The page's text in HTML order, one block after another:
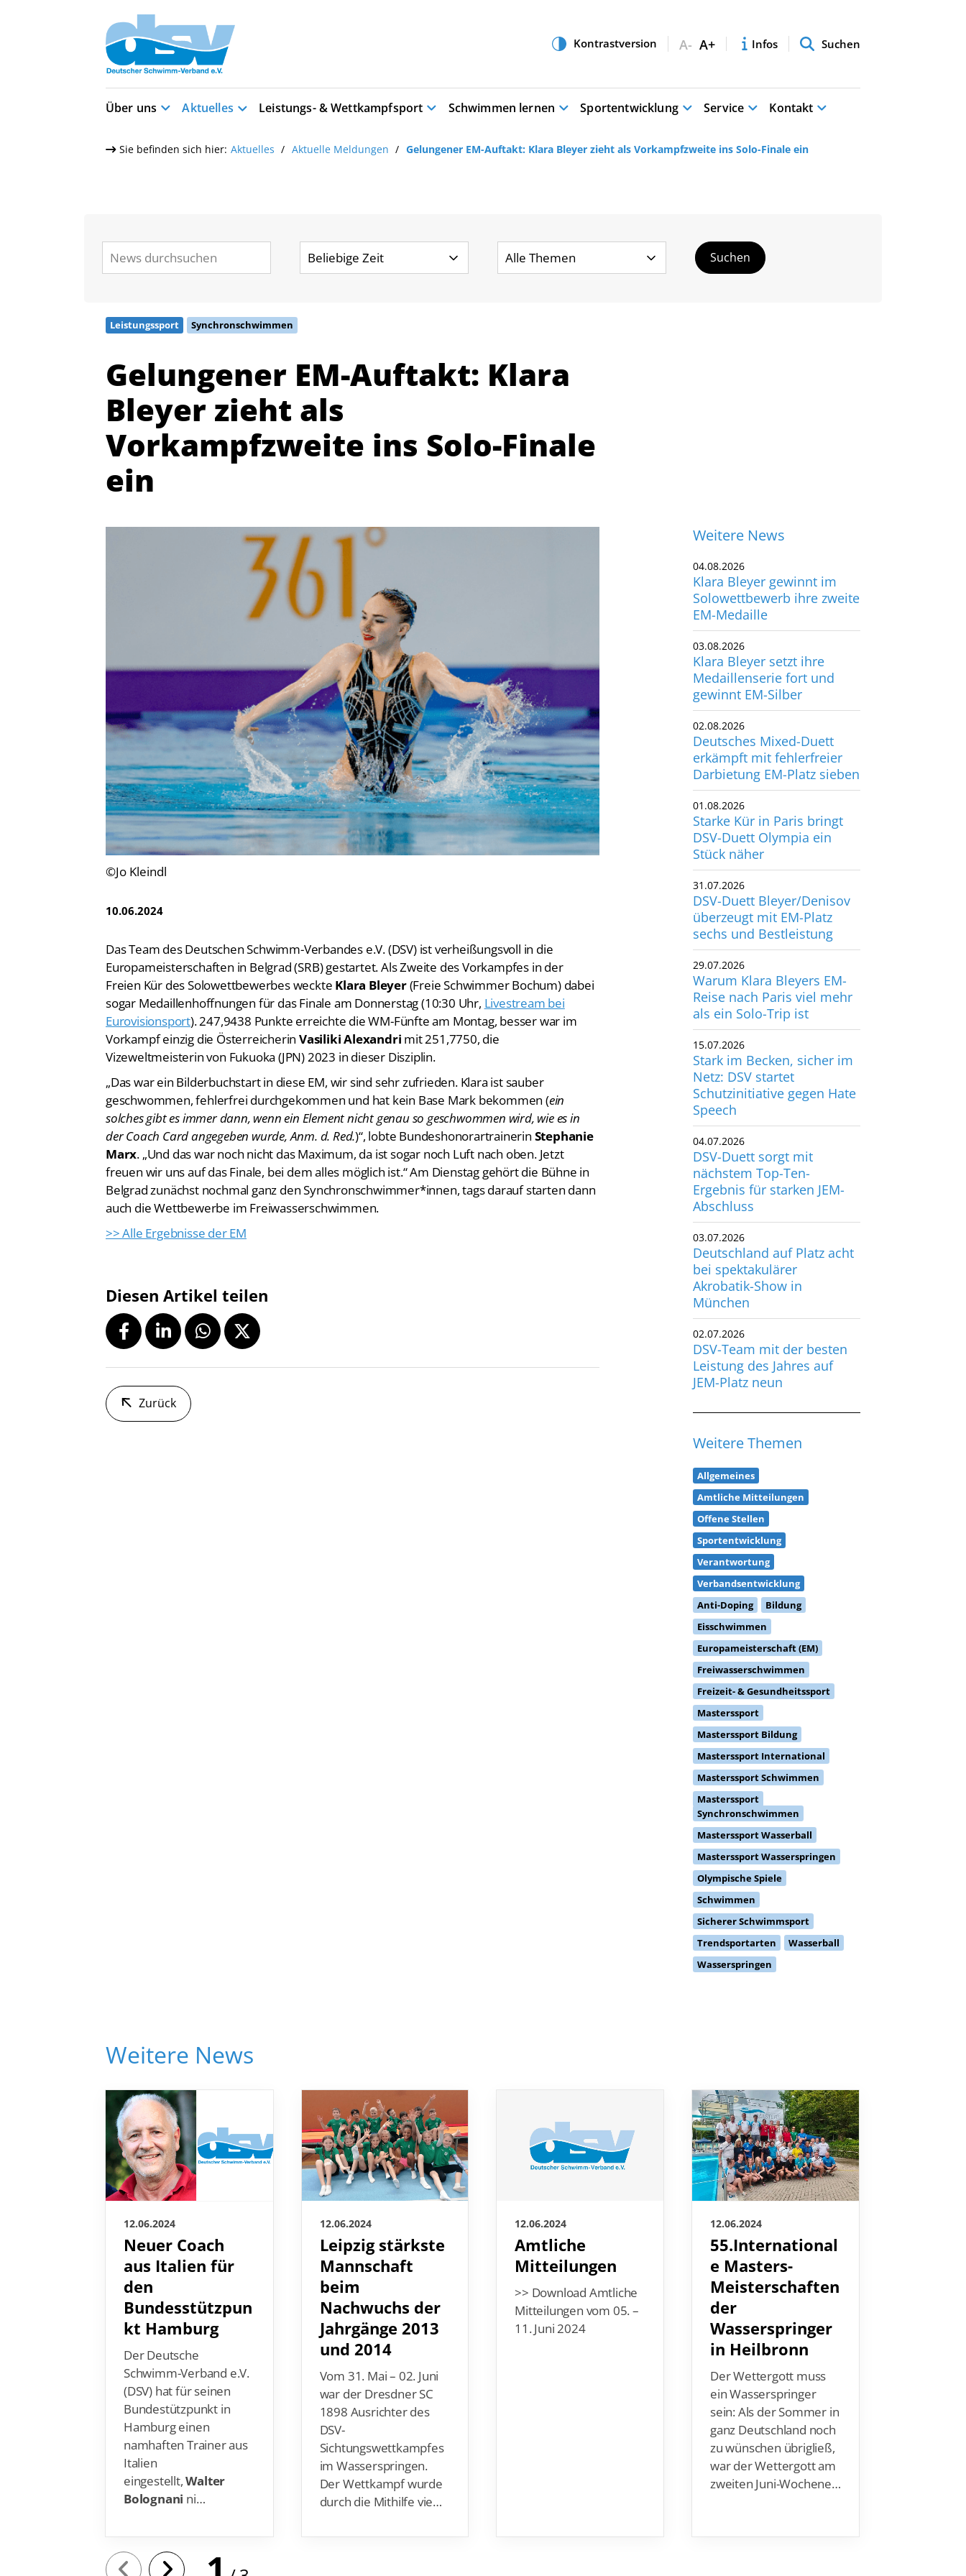
A- A+ Infos Suchen
Über uns Aktuelles Leistungs- & Wettkampfsport Schwimmen lernen Sportentwicklung Service Kontakt
Sie befinden sich hier: Aktuelles Aktuelle Meldungen Gelungener EM-Auftakt: Klara Bleyer zieht als Vorkampfzweite ins Solo-Finale ein
Leistungssport Synchronschwimmen
Gelungener EM-Auftakt: Klara
Bleyer zieht als
Vorkampfzweite ins Solo-Finale
ein
©Jo Kleindl
10.06.2024
Das Team des Deutschen Schwimm-Verbandes e.V. (DSV) ist verheißungsvoll in die
Europameisterschaften in Belgrad (SRB) gestartet. Als Zweite des Vorkampfes in der
Freien Kür des Solowettbewerbes weckte Klara Bleyer(Freie Schwimmer Bochum) dabei
sogar Medaillenhoffnungen für das Finale am Donnerstag (10:30 Uhr, Livestream bei
Eurovisionsport). 247,9438 Punkte erreichte die WM-Fünfte am Montag, besser war im
Vorkampf einzig die ÖsterreicherinVasiliki Alexandri mit 251,7750, die
Vizeweltmeisterin von Fukuoka (JPN) 2023 in dieser Disziplin.
„Das war ein Bilderbuchstart in diese EM, wir sind sehr zufrieden. Klara ist sauber
geschwommen, fehlerfrei durchgekommen und hat kein Base Mark bekommen (ein
solches gibt es immer dann, wenn ein Element nicht genau so geschwommen wird, wie es in
der Coach Card angegeben wurde, Anm. d. Red.)“, lobte Bundeshonorartrainerin Stephanie
Marx. „Und das war noch nicht das Maximum, da ist sogar noch Luft nach oben. Jetzt
freuen wir uns auf das Finale, bei dem alles möglich ist.“ Am Dienstag gehört die Bühne in
Belgrad zunächst nochmal ganz den Synchronschwimmer*innen, tags darauf starten dann
auch die Wettbewerbe im Freiwasserschwimmen.
>> Alle Ergebnisse der EM
Diesen Artikel teilen
Zurück
Weitere News
04.08.2026
Klara Bleyer gewinnt im
Solowettbewerb ihre zweite
EM-Medaille
03.08.2026
Klara Bleyer setzt ihre
Medaillenserie fort und
gewinnt EM-Silber
02.08.2026
Deutsches Mixed-Duett
erkämpft mit fehlerfreier
Darbietung EM-Platz sieben
01.08.2026
Starke Kür in Paris bringt
DSV-Duett Olympia ein
Stück näher
31.07.2026
DSV-Duett Bleyer/Denisov
überzeugt mit EM-Platz
sechs und Bestleistung
29.07.2026
Warum Klara Bleyers EM-
Reise nach Paris viel mehr
als ein Solo-Trip ist
15.07.2026
Stark im Becken, sicher im
Netz: DSV startet
Schutzinitiative gegen Hate
Speech
04.07.2026
DSV-Duett sorgt mit
nächstem Top-Ten-
Ergebnis für starken JEM-
Abschluss
03.07.2026
Deutschland auf Platz acht
bei spektakulärer
Akrobatik-Show in
München
02.07.2026
DSV-Team mit der besten
Leistung des Jahres auf
JEM-Platz neun
Weitere Themen
Allgemeines
Amtliche Mitteilungen
Offene Stellen
Sportentwicklung
Verantwortung
Verbandsentwicklung
Anti-Doping
Bildung
Eisschwimmen
Europameisterschaft (EM)
Freiwasserschwimmen
Freizeit- & Gesundheitssport
Masterssport
Masterssport Bildung
Masterssport International
Masterssport Schwimmen
Masterssport
Synchronschwimmen
Masterssport Wasserball
Masterssport Wasserspringen
Olympische Spiele
Schwimmen
Sicherer Schwimmsport
Trendsportarten
Wasserball
Wasserspringen
Weitere News
12.06.2024
Neuer Coach
aus Italien für
den
Bundesstützpun
kt Hamburg
Der Deutsche
Schwimm-Verband e.V.
(DSV) hat für seinen
Bundestützpunkt in
Hamburg einen
namhaften Trainer aus
Italien
eingestellt,Walter
Bolognani ni…
12.06.2024
Leipzig stärkste
Mannschaft
beim
Nachwuchs der
Jahrgänge 2013
und 2014
Vom 31. Mai – 02. Juni
war der Dresdner SC
1898 Ausrichter des
DSV-
Sichtungswettkampfes
im Wasserspringen.
Der Wettkampf wurde
durch die Mithilfe vie…
12.06.2024
Amtliche
Mitteilungen
>> Download Amtliche
Mitteilungen vom 05. –
11. Juni 2024
12.06.2024
55.International
e Masters-
Meisterschaften
der
Wasserspringer
in Heilbronn
Der Wettergott muss
ein Wasserspringer
sein: Als der Sommer in
ganz Deutschland noch
zu wünschen übrigließ,
war der Wettergott am
zweiten Juni-Wochene…
Vereinsfinder
Zentrale Hinweisstelle
Anti-Doping
Recht auf sicheren Schwimmsport
Abteilungen
Schwimmen
Freiwasserschwimmen
Wasserspringen
Wasserball
Synchronschwimmen
Masterssport
Deutscher Schwimm-Verband e.V.
Korbacher Straße 93
D-34132 Kassel
Fax: +49 561 94083-15
info@dsv.de